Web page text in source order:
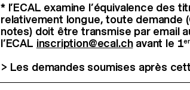
* l’ECAL examine l’équivalence des
relativement longue, toute demande
notes) doit être transmise par email
l’ECAL inscription@ecal.chavant le 1er
> Les demandes soumises après